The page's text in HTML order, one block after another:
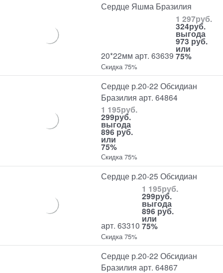
Сердце Яшма Бразилия
20*22мм арт. 63639
1 297руб.
324руб.
выгода
973 руб.
или
75%
Скидка 75%
Сердце р.20-22 Обсидиан
Бразилия арт. 64864
1 195руб.
299руб.
выгода
896 руб.
или
75%
Скидка 75%
Сердце р.20-25 Обсидиан
арт. 63310
1 195руб.
299руб.
выгода
896 руб.
или
75%
Скидка 75%
Сердце р.20-22 Обсидиан
Бразилия арт. 64867